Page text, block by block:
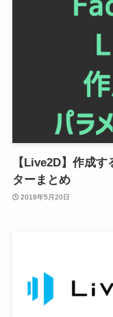
【Live2D】作成
ターまとめ
2018年5月20日